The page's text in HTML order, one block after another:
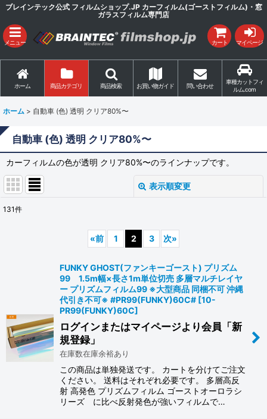
ブレインテック公式 フィルムショップ.JP カーフィルム(ゴーストフィルム)・窓
ガラスフィルム専門店
メニュー カート マイページ
ホーム 商品カテゴリ 商品検索 お買い物ガイド 問い合わせ
車種カットフィ
ルム.com
ホーム > 自動車 (色) 透明 クリア80%〜
自動車 (色) 透明 クリア80%〜
カーフィルムの色が透明 クリア80%〜のラインナップです。
表示順変更
絞り込む
131件
«前 1 2 3 次»
FUNKY GHOST(ファンキーゴースト) プリズム
99 1.5m幅×長さ1m単位切売 多層マルチレイヤ
ー プリズムフィルム99 ※大型商品 同梱不可 沖縄
代引き不可※ #PR99(FUNKY)60C# [10-
PR99(FUNKY)60C]
ログインまたはマイページより会員「新
規登録」
在庫数在庫余裕あり
この商品は単独発送です。 カートを分けてご注文
ください。 送料はそれぞれ必要です。 多層高反
射 高発色 プリズムフィルム ゴーストオーロラシ
リーズ に比べ反射発色が強いフィルムで…